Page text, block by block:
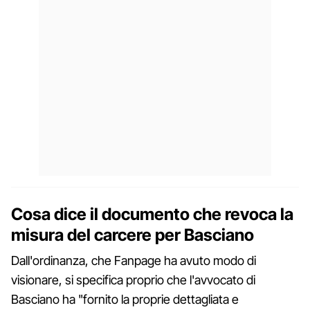
Cosa dice il documento che revoca la
misura del carcere per Basciano
Dall'ordinanza, che Fanpage ha avuto modo di
visionare, si specifica proprio che l'avvocato di
Basciano ha "fornito la proprie dettagliata e